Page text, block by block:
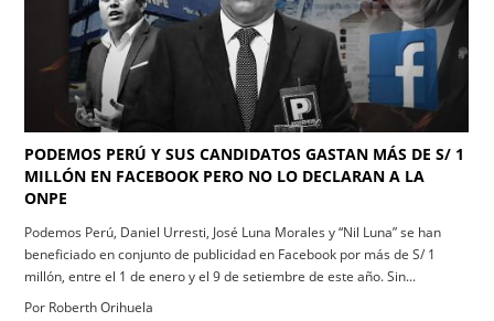
PODEMOS PERÚ Y SUS CANDIDATOS GASTAN MÁS DE S/ 1
MILLÓN EN FACEBOOK PERO NO LO DECLARAN A LA
ONPE
Podemos Perú, Daniel Urresti, José Luna Morales y “Nil Luna” se han
beneficiado en conjunto de publicidad en Facebook por más de S/ 1
millón, entre el 1 de enero y el 9 de setiembre de este año. Sin...
Por Roberth Orihuela